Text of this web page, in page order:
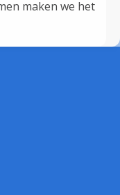
maken we het